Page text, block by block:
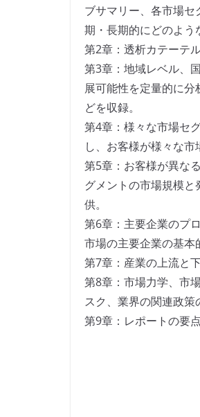
ブサマリー、各市場
期・長期的にどのよう
第2章：透析カテーテ
第3章：地域レベル、
展可能性を定量的に
どを収録。
第4章：様々な市場セ
し、お客様が様々な市
第5章：お客様が異な
グメントの市場規模
供。
第6章：主要企業のプ
市場の主要企業の基本
第7章：産業の上流と
第8章：市場力学、市
スク、業界の関連政策
第9章：レポートの要点